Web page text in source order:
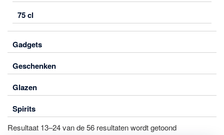
75 cl
Gadgets
Geschenken
Glazen
Spirits
Resultaat 13–24 van de 56 resultaten wordt getoond